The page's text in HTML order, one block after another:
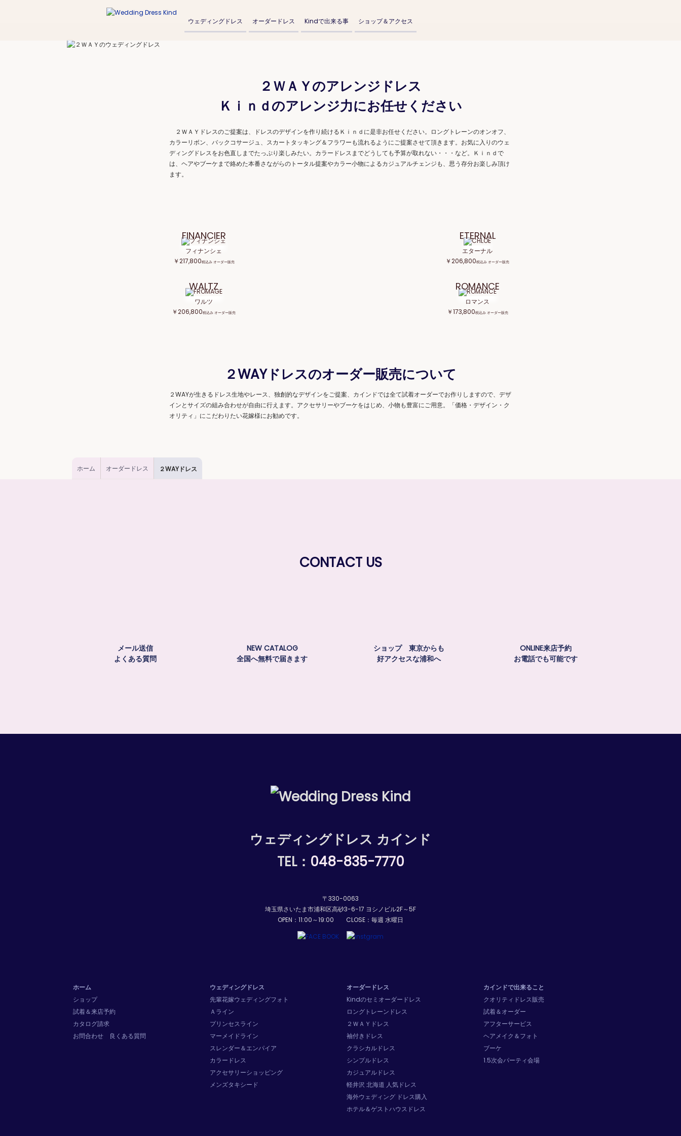
ウェディングドレス オーダードレス Kindで出来る事 ショップ＆アクセス
２ＷＡＹのアレンジドレス
Ｋｉｎｄのアレンジ力にお任せください
２ＷＡＹドレスのご提案は、ドレスのデザインを作り続けるＫｉｎｄに是非お任せください。ロングトレーンのオンオフ、
カラーリボン、バックコサージュ、スカートタッキング＆フラワーも流れるようにご提案させて頂きます。お気に入りのウェ
ディングドレスをお色直しまでたっぷり楽しみたい。カラードレスまでどうしても予算が取れない・・・など。Ｋｉｎｄで
は、ヘアやブーケまで絡めた本番さながらのトータル提案やカラー小物によるカジュアルチェンジも、思う存分お楽しみ頂け
ます。
フィナンシェ
￥217,800税込み オーダー販売
FINANCIER
エターナル
￥206,800税込み オーダー販売
ETERNAL
ワルツ
￥206,800税込み オーダー販売
WALTZ
ロマンス
￥173,800税込み オーダー販売
ROMANCE
２WAYドレスのオーダー販売について
２WAYが生きるドレス生地やレース、独創的なデザインをご提案、カインドでは全て試着オーダーでお作りしますので、デザ
インとサイズの組み合わせが自由に行えます。アクセサリーやブーケをはじめ、小物も豊富にご用意。「価格・デザイン・ク
オリティ」にこだわりたい花嫁様にお勧めです。
ホーム オーダードレス ２WAYドレス
CONTACT US
メール送信
よくある質問
NEW CATALOG
全国へ無料で届きます
ショップ 東京からも
好アクセスな浦和へ
ONLINE来店予約
お電話でも可能です
ウェディングドレス カインド
TEL： 048-835-7770
〒330-0063
埼玉県さいたま市浦和区高砂3-6-17 ヨシノビル2F～5F
OPEN：11:00～19:00 CLOSE：毎週 水曜日
ホーム
ショップ
試着＆来店予約
カタログ請求
お問合わせ
良くある質問
ウェディングドレス
先輩花嫁ウェディングフォト
Ａライン
プリンセスライン
マーメイドライン
スレンダー＆エンパイア
カラードレス
アクセサリーショッピング
メンズタキシード
オーダードレス
Kindのセミオーダードレス
ロングトレーンドレス
２ＷＡＹドレス
袖付きドレス
クラシカルドレス
シンプルドレス
カジュアルドレス
軽井沢 北海道 人気ドレス
海外ウェディング ドレス購入
ホテル＆ゲストハウスドレス
カインドで出来ること
クオリティドレス販売
試着＆オーダー
アフターサービス
ヘアメイク＆フォト
ブーケ
1.5次会パーティ会場